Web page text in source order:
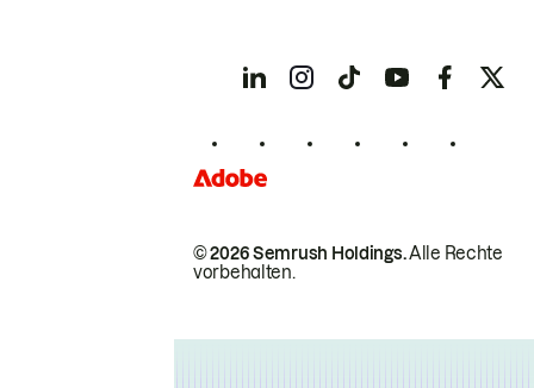
© 2026 Semrush Holdings.Alle Rechte
vorbehalten.